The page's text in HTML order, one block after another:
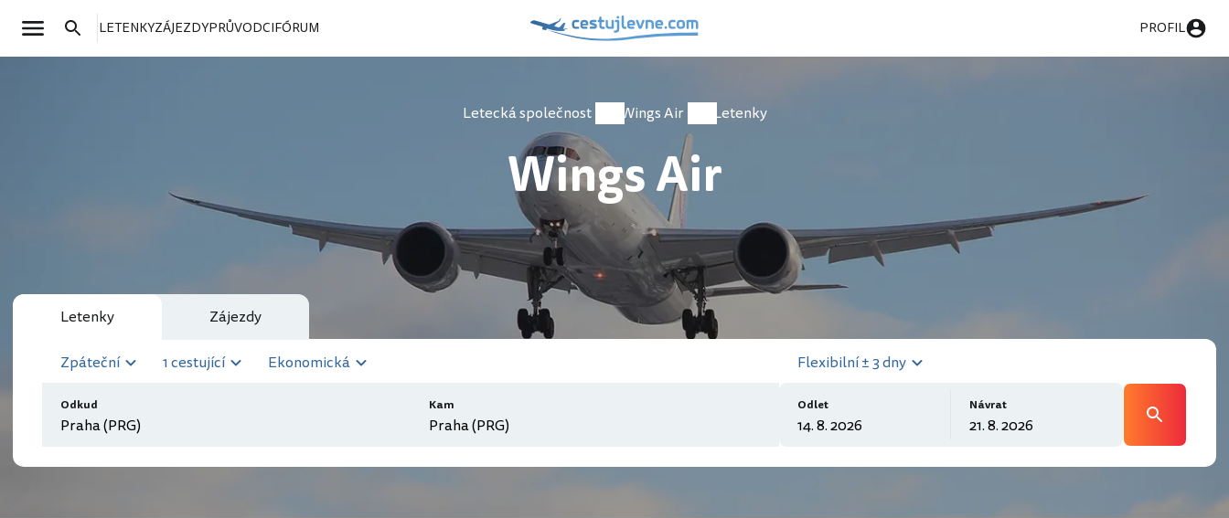
LETENKYZÁJEZDYPRŮVODCIFÓRUM PROFIL
Letecká společnost Wings Air Letenky
Wings Air
Letenky Zájezdy
Zpáteční 1 cestující Ekonomická
Odkud Kam
Flexibilní ± 3 dny
Odlet Návrat